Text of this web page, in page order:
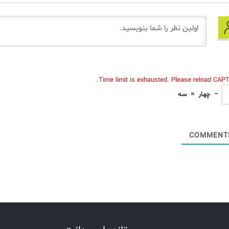
Time limit is exhausted. Please reload
− چهار = سه